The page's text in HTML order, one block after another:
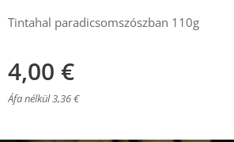
Tintahal paradicsomszószban 110g
4,00 €
Áfa nélkül 3,36 €